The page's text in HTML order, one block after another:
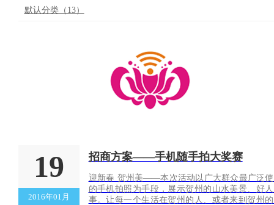
默认分类（13）
19
2016年01月
招商方案——手机随手拍大奖赛
迎新春 贺州美——本次活动以广大群众最广泛
的手机拍照为手段，展示贺州的山水美景、好
事。让每一个生活在贺州的人、或者来到贺州